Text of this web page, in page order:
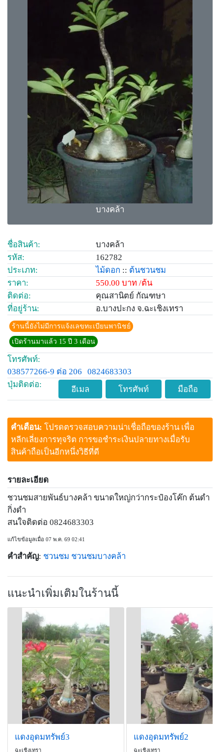
บางคล้า
ชื่อสินค้า:
บางคล้า
รหัส:
162782
ประเภท:
ไม้ดอก :: ต้นชวนชม
ราคา:
550.00 บาท /ต้น
ติดต่อ:
คุณสานิตย์ กัณฑษา
ที่อยู่ร้าน:
อ.บางปะกง จ.ฉะเชิงเทรา
ร้านนี้ยังไม่มีการแจ้งเลขทะเบียนพานิชย์
เปิดร้านมาแล้ว 15 ปี 3 เดือน
โทรศัพท์:
038577266-9 ต่อ 206
0824683303
ปุ่มติดต่อ:
อีเมล โทรศัพท์ มือถือ
คำเตือน: โปรดตรวจสอบความน่าเชื่อถือของร้าน เพื่อ
หลีกเลี่ยงการทุจริต การขอชำระเงินปลายทางเมื่อรับ
สินค้าถือเป็นอีกหนึ่งวิธีที่ดี
รายละเอียด
ชวนชมสายพันธ์บางคล้า ขนาดใหญ่กว่ากระป๋องโค๊ก ต้นดำ
กิ่งดำ
สนใจติดต่อ 0824683303
แก้ไขข้อมูลเมื่อ 07 พ.ค. 69 02:41
คำสำคัญ: ชวนชม ชวนชมบางคล้า
แนะนำเพิ่มเติมในร้านนี้
แดงอุดมทรัพย์3
ฉะเชิงเทรา
แดงอุดมทรัพย์2
ฉะเชิงเทรา